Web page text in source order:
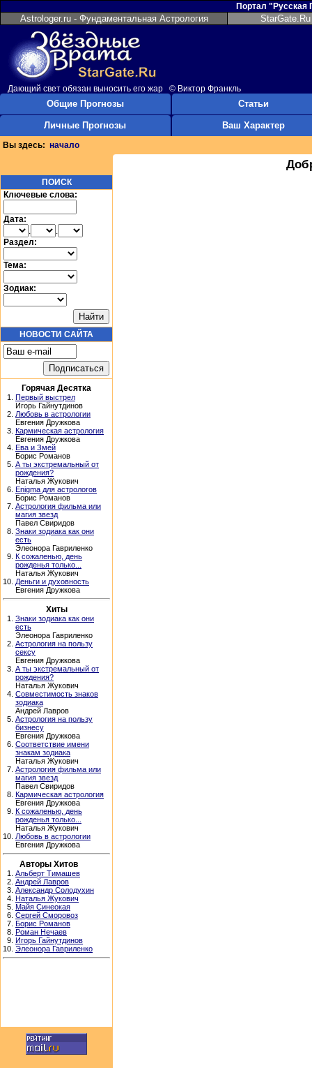
Портал "Русская
Astrologer.ru - Фундаментальная Астрология
Дающий свет обязан выносить его жар © Виктор Франкль
Общие Прогнозы
Личные Прогнозы
Статьи
Ваш Характер
Вы здесь: начало
ПОИСК
Ключевые слова:
Дата:
.
.
Раздел:
Тема:
Зодиак:
НОВОСТИ САЙТА
Горячая Десятка
1. Первый выстрел
Игорь Гайнутдинов
2. Любовь в астрологии
Евгения Дружкова
3. Кармическая астрология
Евгения Дружкова
4. Ева и Змей
Борис Романов
5. А ты экстремальный от
рождения?
Наталья Жукович
6. Enigma для астрологов
Борис Романов
7. Астрология фильма или
магия звезд
Павел Свиридов
8. Знаки зодиака как они
есть
Элеонора Гавриленко
9. К сожаленью, день
рожденья только...
Наталья Жукович
10. Деньги и духовность
Евгения Дружкова
Хиты
1. Знаки зодиака как они
есть
Элеонора Гавриленко
2. Астрология на пользу
сексу
Евгения Дружкова
3. А ты экстремальный от
рождения?
Наталья Жукович
4. Совместимость знаков
зодиака
Андрей Лавров
5. Астрология на пользу
бизнесу
Евгения Дружкова
6. Соответствие имени
знакам зодиака
Наталья Жукович
7. Астрология фильма или
магия звезд
Павел Свиридов
8. Кармическая астрология
Евгения Дружкова
9. К сожаленью, день
рожденья только...
Наталья Жукович
10. Любовь в астрологии
Евгения Дружкова
Авторы Хитов
1. Альберт Тимашев
2. Андрей Лавров
3. Александр Солодухин
4. Наталья Жукович
5. Майя Синеокая
6. Сергей Сморовоз
7. Борис Романов
8. Роман Нечаев
9. Игорь Гайнутдинов
10. Элеонора Гавриленко